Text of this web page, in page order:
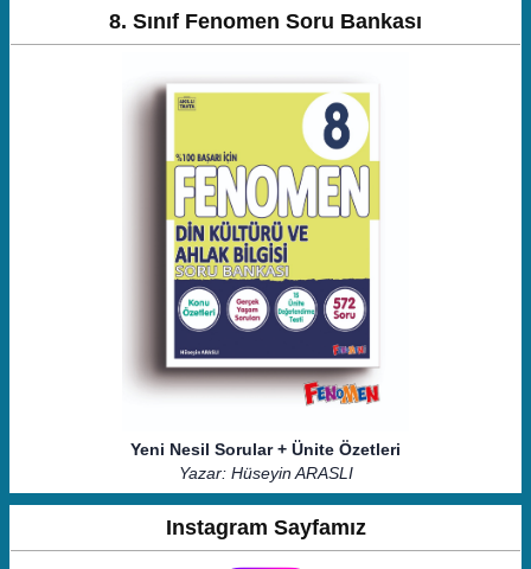
8. Sınıf Fenomen Soru Bankası
Yeni Nesil Sorular + Ünite Özetleri
Yazar: Hüseyin ARASLI
Instagram Sayfamız